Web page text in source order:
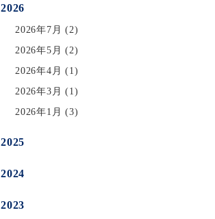
2026
2026年7月 (2)
2026年5月 (2)
2026年4月 (1)
2026年3月 (1)
2026年1月 (3)
2025
2024
2023